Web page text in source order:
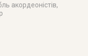
акордеоністів,